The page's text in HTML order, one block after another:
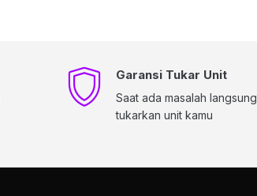
Garansi Tukar Unit
Saat ada masalah langsung
tukarkan unit kamu